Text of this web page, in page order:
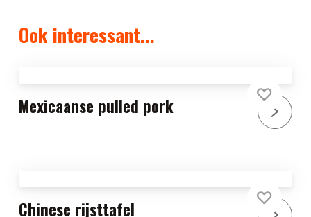
Ook interessant...
Mexicaanse pulled pork
Chinese rijsttafel